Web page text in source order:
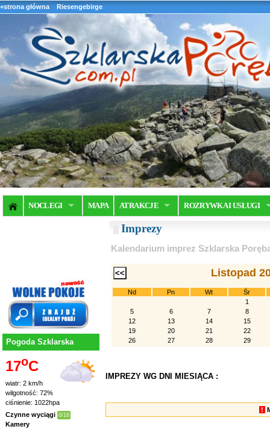
+strona główna Riesengebirge
NOCLEGI MAPA ATRAKCJE ROZRYWKA I USŁUGI
Pogoda Szklarska
17oC
wiatr: 2 km/h
wilgotność: 72%
ciśnienie: 1022hpa
Czynne wyciągi 0/18
Kamery
Imprezy
Kalendarium imprez Szklarska
Listopad
Nd Pn Wt
Śr
1
5
6 7
8
12
13 14
15
19
20 21
22
26
27 28 29
IMPREZY WG DNI MIESIĄCA :
!